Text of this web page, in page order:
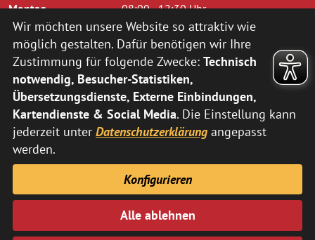
Montag
08:00 - 12:30 Uhr
Dienstag
08.00 - 12.30 Uhr und 14.00 - 16.00
Uhr
Mittwoch
08.00 - 12.30 Uhr
Donnerstag
14.00 - 18.00 Uhr
Freitag
08.00 - 12.00 Uhr
zusätzlich nach vorheriger Terminvereinbarung:
Montag
14:00 - 16:00 Uhr
Donnerstag
Abweichende Sprechzeiten der Fachbereiche können Sie
Wir möchten unsere Website so attraktiv wie
möglich gestalten. Dafür benötigen wir Ihre
Zustimmung für folgende Zwecke: Technisch
notwendig, Besucher-Statistiken,
Übersetzungsdienste, Externe Einbindungen,
Kartendienste & Social Media. Die Einstellung kann
jederzeit unter Datenschutzerklärung angepasst
werden.
Konfigurieren
Alle ablehnen